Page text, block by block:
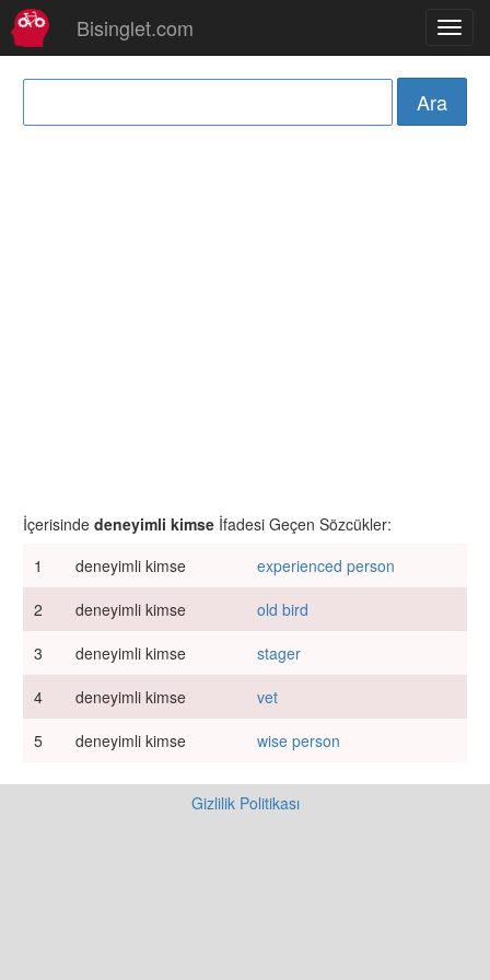
Bisinglet.com
İçerisinde deneyimli kimse İfadesi Geçen Sözcükler:
1
deneyimli kimse
experienced person
2
deneyimli kimse
old bird
3
deneyimli kimse
stager
4
deneyimli kimse
vet
5
deneyimli kimse wise person
Gizlilik Politikası